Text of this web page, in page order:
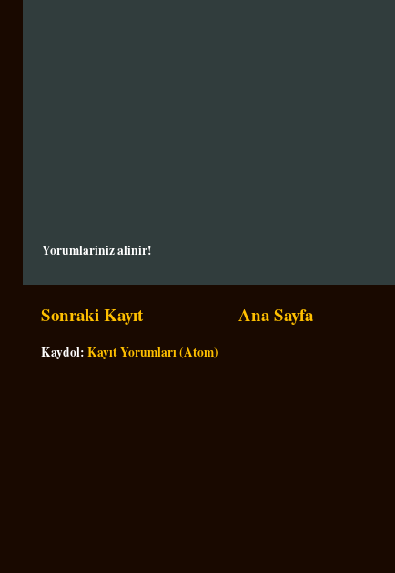
Yorumlariniz alinir!
Sonraki Kayıt Ana Sayfa
Kaydol: Kayıt Yorumları (Atom)